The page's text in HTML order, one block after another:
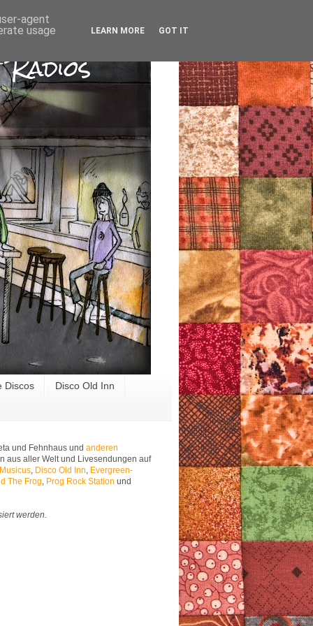
Discos Disco Old Inn
und Fehnhaus und anderen
aus aller Welt und Livesendungen auf
Disco Old Inn Evergreen-
The Frog Prog Rock Station und
werden.
agent
usage
LEARN MORE GOT IT